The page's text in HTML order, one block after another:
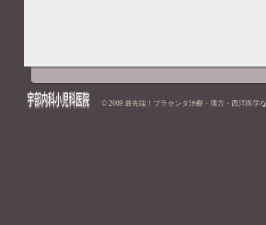
© 2009 最先端！プラセンタ治療・漢方・西洋医学